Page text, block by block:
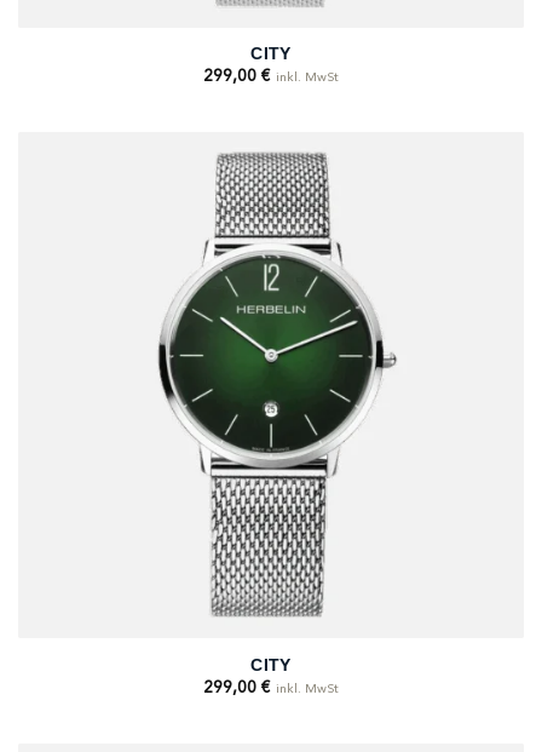
CITY
299,00 € inkl. MwSt
CITY
299,00 € inkl. MwSt